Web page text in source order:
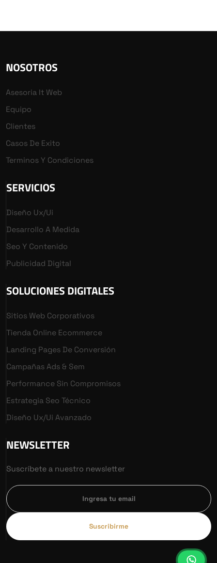
NOSOTROS
Asesoria It Web
Equipo
Clientes
Casos De Exito
Terminos Y Condiciones
SERVICIOS
Diseño Ux/ui
Desarrollo A Medida
Seo Y Contenido
Publicidad Digital
SOLUCIONES DIGITALES
Sitios Web Corporativos
Tienda Online Ecommerce
Landing Pages De Conversión
Campañas Ads & Sem
Performance Sin Compromisos
Estrategia Seo Técnico
Diseño Ux/ui Avanzado
NEWSLETTER
Suscríbete a nuestro newsletter
Suscribirme